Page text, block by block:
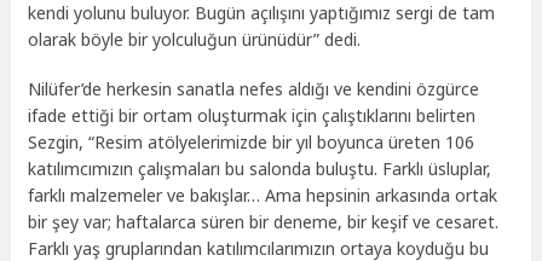
kendi yolunu buluyor. Bugün açılışını yaptığımız sergi de tam
olarak böyle bir yolculuğun ürünüdür” dedi.
Nilüfer’de herkesin sanatla nefes aldığı ve kendini özgürce
ifade ettiği bir ortam oluşturmak için çalıştıklarını belirten
Sezgin, “Resim atölyelerimizde bir yıl boyunca üreten 106
katılımcımızın çalışmaları bu salonda buluştu. Farklı üsluplar,
farklı malzemeler ve bakışlar… Ama hepsinin arkasında ortak
bir şey var; haftalarca süren bir deneme, bir keşif ve cesaret.
Farklı yaş gruplarından katılımcılarımızın ortaya koyduğu bu